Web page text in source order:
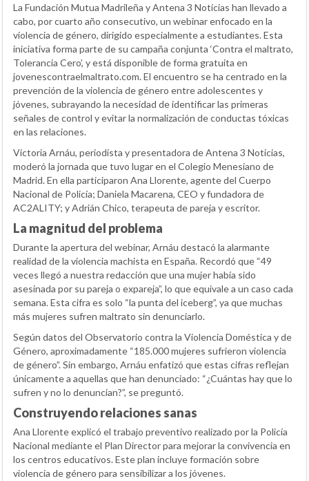
La Fundación Mutua Madrileña y Antena 3 Noticias han llevado a
cabo, por cuarto año consecutivo, un webinar enfocado en la
violencia de género, dirigido especialmente a estudiantes. Esta
iniciativa forma parte de su campaña conjunta ‘Contra el maltrato,
Tolerancia Cero’, y está disponible de forma gratuita en
jovenescontraelmaltrato.com. El encuentro se ha centrado en la
prevención de la violencia de género entre adolescentes y
jóvenes, subrayando la necesidad de identificar las primeras
señales de control y evitar la normalización de conductas tóxicas
en las relaciones.
Victoria Arnáu, periodista y presentadora de Antena 3 Noticias,
moderó la jornada que tuvo lugar en el Colegio Menesiano de
Madrid. En ella participaron Ana Llorente, agente del Cuerpo
Nacional de Policía; Daniela Macarena, CEO y fundadora de
AC2ALITY; y Adrián Chico, terapeuta de pareja y escritor.
La magnitud del problema
Durante la apertura del webinar, Arnáu destacó la alarmante
realidad de la violencia machista en España. Recordó que “49
veces llegó a nuestra redacción que una mujer había sido
asesinada por su pareja o expareja”, lo que equivale a un caso cada
semana. Esta cifra es solo “la punta del iceberg”, ya que muchas
más mujeres sufren maltrato sin denunciarlo.
Según datos del Observatorio contra la Violencia Doméstica y de
Género, aproximadamente “185.000 mujeres sufrieron violencia
de género”. Sin embargo, Arnáu enfatizó que estas cifras reflejan
únicamente a aquellas que han denunciado: “¿Cuántas hay que lo
sufren y no lo denuncian?”, se preguntó.
Construyendo relaciones sanas
Ana Llorente explicó el trabajo preventivo realizado por la Policía
Nacional mediante el Plan Director para mejorar la convivencia en
los centros educativos. Este plan incluye formación sobre
violencia de género para sensibilizar a los jóvenes.